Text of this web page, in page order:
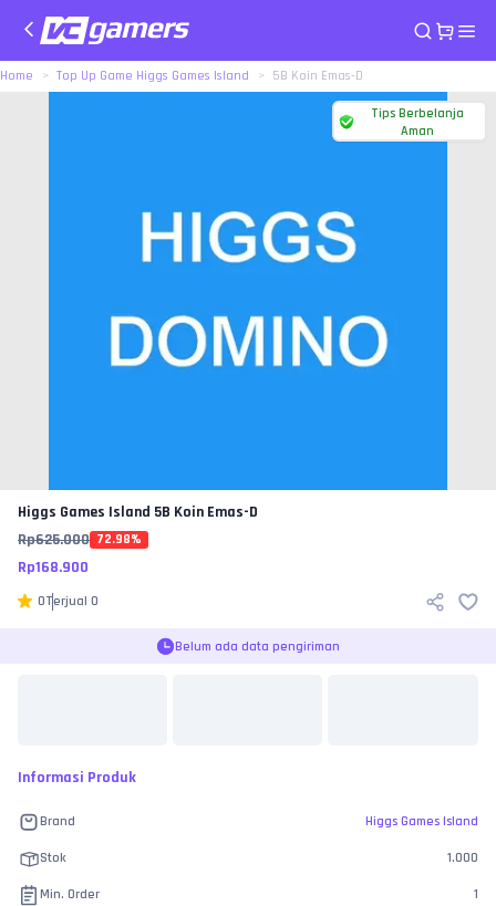
Home Top Up Game Higgs Games Island 5B Koin Emas-D
Tips Berbelanja
Aman
Higgs Games Island 5B Koin Emas-D
Rp625.000 72.98%
Rp168.900
0Terjual 0
Belum ada data pengiriman
Informasi Produk
Brand Higgs Games Island
Stok 1.000
Min. Order 1